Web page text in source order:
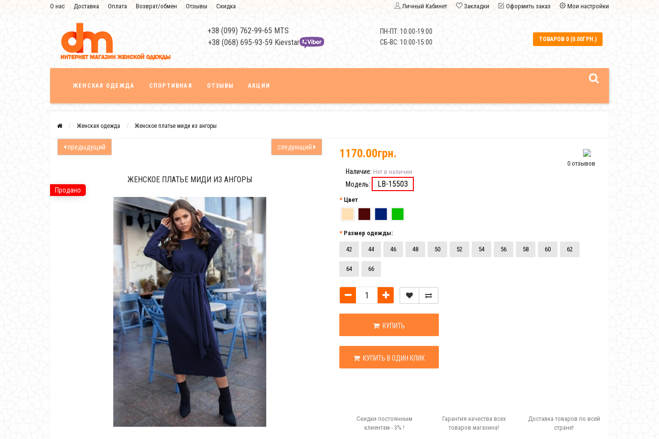
О нас Доставка Оплата Возврат/обмен Отзывы Скидка Личный Кабинет Закладки Оформить заказ Мои настройки
+38 (099) 762-99-65 MTS
+38 (068) 695-93-59 Kievstar
ПН-ПТ: 10:00-19:00
СБ-ВС: 10:00-15:00
ТОВАРОВ 0 (0.00ГРН.)
ЖЕНСКАЯ ОДЕЖДА СПОРТИВНАЯ ОТЗЫВЫ АКЦИИ
Женская одежда Женское платье миди из ангоры
предыдущий следующий
Продано
ЖЕНСКОЕ ПЛАТЬЕ МИДИ ИЗ АНГОРЫ
0 отзывов
1170.00грн.
Наличие: Нет в наличии
Модель: LB-15503
Цвет
Размер одежды:
42 44 46 48 50 52 54 56 58 60 62
64 66
КУПИТЬ
КУПИТЬ В ОДИН КЛИК
Скидки постоянным
клиентам - 3% !
Гарантия качества всех
товаров магазина!
Доставка товаров по всей
стране!